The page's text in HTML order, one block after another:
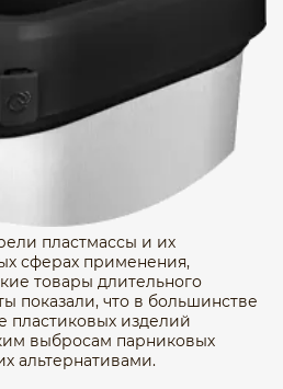
пластмассы и их
сферах применения,
товары длительного
показали, что в большинстве
пластиковых изделий
выбросам парниковых
альтернативами.